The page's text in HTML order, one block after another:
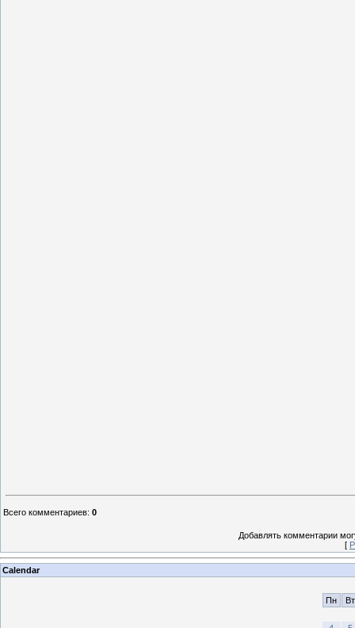
Всего комментариев: 0
Добавлять комментарии
[
Calendar
Пн Вт